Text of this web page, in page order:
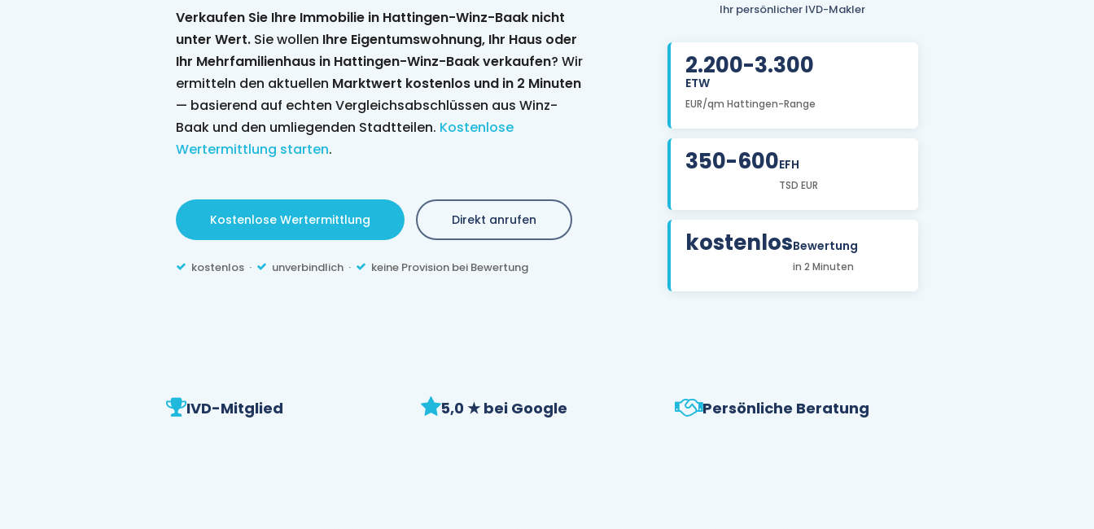
Verkaufen Sie Ihre Immobilie in Hattingen-Winz-Baak nicht
unter Wert.Sie wollen Ihre Eigentumswohnung, Ihr Haus oder
Ihr Mehrfamilienhaus in Hattingen-Winz-Baak verkaufen? Wir
ermitteln den aktuellen Marktwert kostenlos und in 2 Minuten
— basierend auf echten Vergleichsabschlüssen aus Winz-
Baak und den umliegenden Stadtteilen. Kostenlose
Wertermittlung starten.
Kostenlose Wertermittlung Direkt anrufen
kostenlos · unverbindlich · keine Provision bei Bewertung
Ihr persönlicher IVD-Makler
2.200-3.300
ETW
EUR/qm Hattingen-Range
350-600EFH
TSD EUR
kostenlosBewertung
in 2 Minuten
IVD-Mitglied 5,0 ★ bei Google Persönliche Beratung